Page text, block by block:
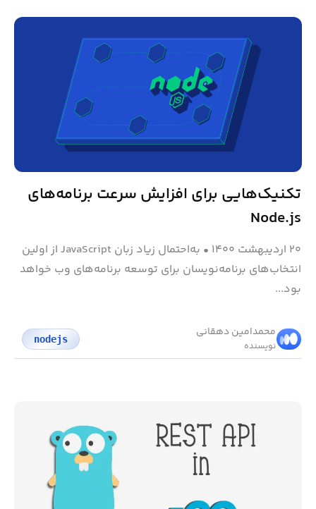
تکنیک‌هایی برای افزایش سرعت برنامه‌های
Node.js
۲۰ اردیبهشت ۱۴۰۰ •
به‌احتمال زیاد زبان JavaScript از اولین
انتخاب‌های برنامه‌نویسان برای توسعه‌ برنامه‌های وب خواهد
بود...
محمد‌امین دهقانی
نویسنده
nodejs